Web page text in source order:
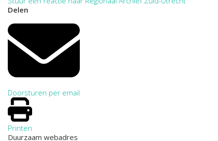
Delen
Doorsturen per email
Printen
Duurzaam webadres